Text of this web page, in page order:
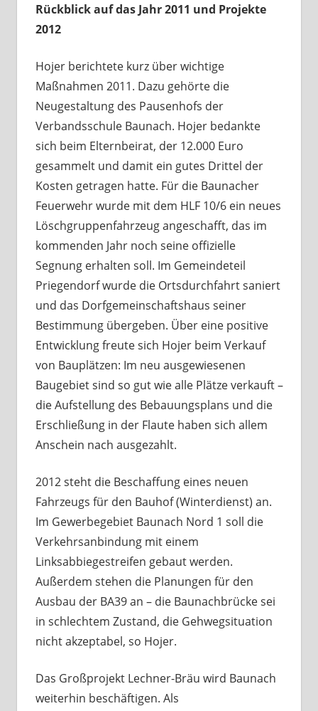
Rückblick auf das Jahr 2011 und Projekte
2012
Hojer berichtete kurz über wichtige
Maßnahmen 2011. Dazu gehörte die
Neugestaltung des Pausenhofs der
Verbandsschule Baunach. Hojer bedankte
sich beim Elternbeirat, der 12.000 Euro
gesammelt und damit ein gutes Drittel der
Kosten getragen hatte. Für die Baunacher
Feuerwehr wurde mit dem HLF 10/6 ein neues
Löschgruppenfahrzeug angeschafft, das im
kommenden Jahr noch seine offizielle
Segnung erhalten soll. Im Gemeindeteil
Priegendorf wurde die Ortsdurchfahrt saniert
und das Dorfgemeinschaftshaus seiner
Bestimmung übergeben. Über eine positive
Entwicklung freute sich Hojer beim Verkauf
von Bauplätzen: Im neu ausgewiesenen
Baugebiet sind so gut wie alle Plätze verkauft –
die Aufstellung des Bebauungsplans und die
Erschließung in der Flaute haben sich allem
Anschein nach ausgezahlt.
2012 steht die Beschaffung eines neuen
Fahrzeugs für den Bauhof (Winterdienst) an.
Im Gewerbegebiet Baunach Nord 1 soll die
Verkehrsanbindung mit einem
Linksabbiegestreifen gebaut werden.
Außerdem stehen die Planungen für den
Ausbau der BA39 an – die Baunachbrücke sei
in schlechtem Zustand, die Gehwegsituation
nicht akzeptabel, so Hojer.
Das Großprojekt Lechner-Bräu wird Baunach
weiterhin beschäftigen. Als